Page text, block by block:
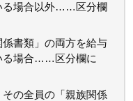
る場合以外……区分欄
係書類」の両方を給与
る場合……区分欄に
の全員の「親族関係